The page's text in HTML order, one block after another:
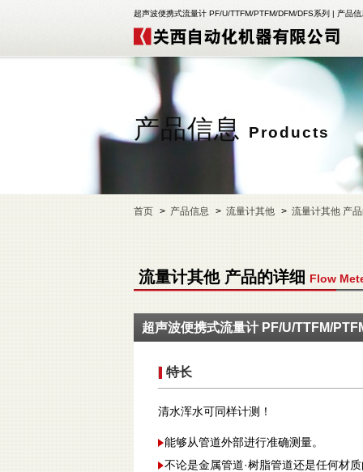
超声波便携式流量计 PF/U/TTFM/PTFM/DFM/DFS系列 | 产品
产品信息 Products
首页 产品信息 流量计其他 流量计其他 产
流量计其他 产品的详细 Flow
超声波便携式流量计 PF/U/TTFM/
特长
清水浑水可同样计测！
能够从管道外部进行准确测量。
不论是金属管道·树脂管道还是任何材